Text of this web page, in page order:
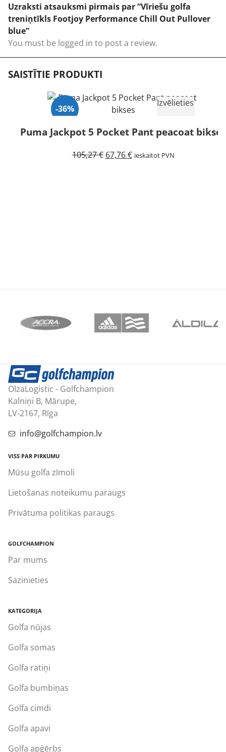
Uzraksti atsauksmi pirmais par “Vīriešu golfa
treniņtīkls Footjoy Performance Chill Out Pullover
blue”
You must be logged in to post a review.
SAISTĪTIE PRODUKTI
-36%
Izpārdots
Izvēlieties
Puma Jackpot 5 Pocket Pant peacoat bikses
105,27€ Original
67,76€Current
ieskaitot PVN
OlzaLogistic - Golfchampion
Kalniņi B, Mārupe,
LV-2167, Rīga
info@golfchampion.lv
VISS PAR PIRKUMU
Mūsu golfa zīmoli
Lietošanas noteikumu paraugs
Privātuma politikas paraugs
GOLFCHAMPION
Par mums
Sazinieties
KATEGORIJA
Golfa nūjas
Golfa somas
Golfa ratiņi
Golfa bumbiņas
Golfa cimdi
Golfa apavi
Golfa apģērbs